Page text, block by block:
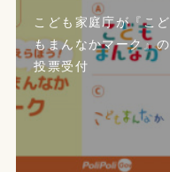
こども家庭庁が『こど
もまんなかマーク』の
投票受付